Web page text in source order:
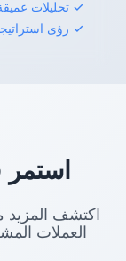
✓ تحليلات
✓ رؤى
اكتشف المزيد
العملات